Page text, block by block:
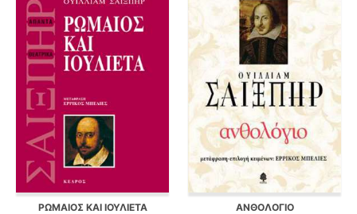
ΡΩΜΑΙΟΣ ΚΑΙ ΙΟΥΛΙΕΤΑ
ΑΝΘΟΛΟΓΙΟ